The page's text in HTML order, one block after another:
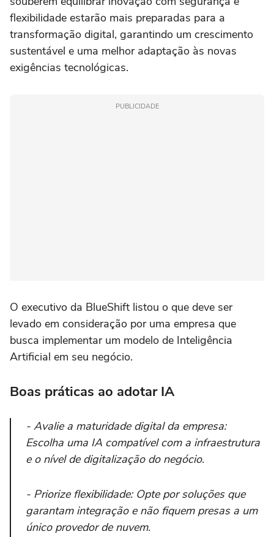
flexibilidade estarão mais preparadas para a
transformação digital, garantindo um crescimento
sustentável e uma melhor adaptação às novas
exigências tecnológicas.
PUBLICIDADE
O executivo da BlueShift listou o que deve ser
levado em consideração por uma empresa que
busca implementar um modelo de Inteligência
Artificial em seu negócio.
Boas práticas ao adotar IA
- Avalie a maturidade digital da empresa:
Escolha uma IA compatível com a infraestrutura
e o nível de digitalização do negócio.
- Priorize flexibilidade: Opte por soluções que
garantam integração e não fiquem presas a um
único provedor de nuvem.